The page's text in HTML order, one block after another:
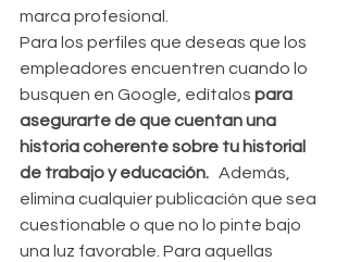
marca profesional.
Para los perfiles que deseas que los
empleadores encuentren cuando lo
busquen en Google, edítalos para
asegurarte de que cuentan una
historia coherente sobre tu historial
de trabajo y educación.
   Además,
elimina cualquier publicación que sea
cuestionable o que no lo pinte bajo
una luz favorable. Para aquellas